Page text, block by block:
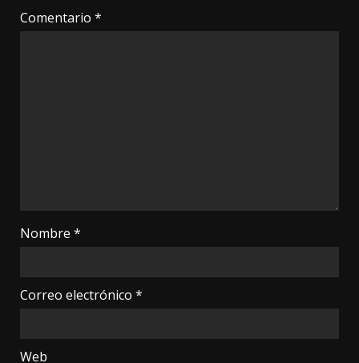
Comentario *
Nombre *
Correo electrónico *
Web